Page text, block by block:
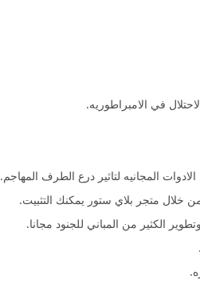
في الامبراطوريه.
المجانيه لتاثير درع الطرف المهاجم.
خلال متجر بلاي ستور يمكنك التثبيت.